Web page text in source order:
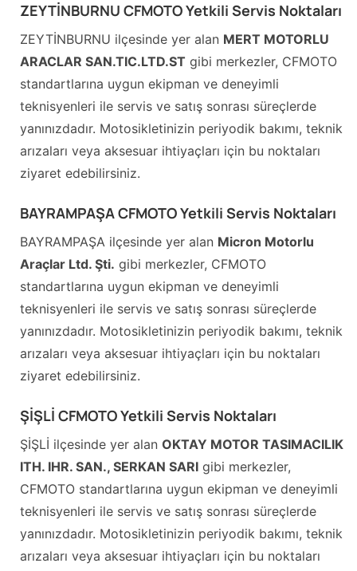
ZEYTİNBURNU CFMOTO Yetkili Servis Noktaları
ZEYTİNBURNU ilçesinde yer alan MERT MOTORLU
ARACLAR SAN.TIC.LTD.ST gibi merkezler, CFMOTO
standartlarına uygun ekipman ve deneyimli
teknisyenleri ile servis ve satış sonrası süreçlerde
yanınızdadır. Motosikletinizin periyodik bakımı, teknik
arızaları veya aksesuar ihtiyaçları için bu noktaları
ziyaret edebilirsiniz.
BAYRAMPAŞA CFMOTO Yetkili Servis Noktaları
BAYRAMPAŞA ilçesinde yer alan Micron Motorlu
Araçlar Ltd. Şti. gibi merkezler, CFMOTO
standartlarına uygun ekipman ve deneyimli
teknisyenleri ile servis ve satış sonrası süreçlerde
yanınızdadır. Motosikletinizin periyodik bakımı, teknik
arızaları veya aksesuar ihtiyaçları için bu noktaları
ziyaret edebilirsiniz.
ŞİŞLİ CFMOTO Yetkili Servis Noktaları
ŞİŞLİ ilçesinde yer alan OKTAY MOTOR TASIMACILIK
ITH. IHR. SAN., SERKAN SARI gibi merkezler,
CFMOTO standartlarına uygun ekipman ve deneyimli
teknisyenleri ile servis ve satış sonrası süreçlerde
yanınızdadır. Motosikletinizin periyodik bakımı, teknik
arızaları veya aksesuar ihtiyaçları için bu noktaları